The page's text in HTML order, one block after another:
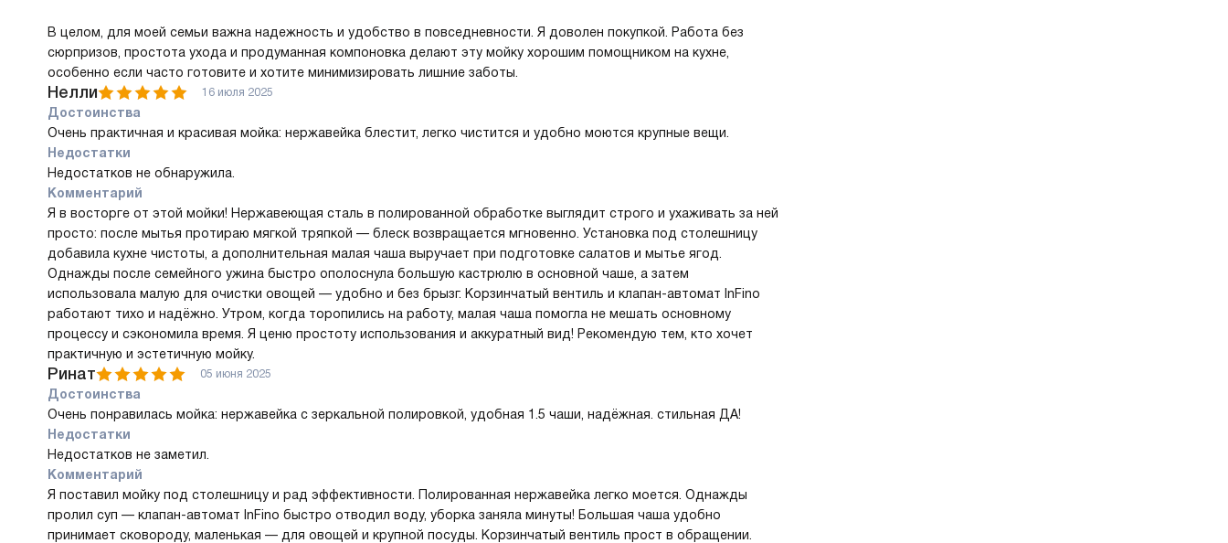
В целом, для моей семьи важна надежность и удобство в повседневности. Я доволен покупкой. Работа без
сюрпризов, простота ухода и продуманная компоновка делают эту мойку хорошим помощником на кухне,
особенно если часто готовите и хотите минимизировать лишние заботы.
Нелли 16 июля 2025
Достоинства
Очень практичная и красивая мойка: нержавейка блестит, легко чистится и удобно моются крупные вещи.
Недостатки
Недостатков не обнаружила.
Комментарий
Я в восторге от этой мойки! Нержавеющая сталь в полированной обработке выглядит строго и ухаживать за ней
просто: после мытья протираю мягкой тряпкой — блеск возвращается мгновенно. Установка под столешницу
добавила кухне чистоты, а дополнительная малая чаша выручает при подготовке салатов и мытье ягод.
Однажды после семейного ужина быстро ополоснула большую кастрюлю в основной чаше, а затем
использовала малую для очистки овощей — удобно и без брызг. Корзинчатый вентиль и клапан-автомат InFino
работают тихо и надёжно. Утром, когда торопились на работу, малая чаша помогла не мешать основному
процессу и сэкономила время. Я ценю простоту использования и аккуратный вид! Рекомендую тем, кто хочет
практичную и эстетичную мойку.
Ринат 05 июня 2025
Достоинства
Очень понравилась мойка: нержавейка с зеркальной полировкой, удобная 1.5 чаши, надёжная. стильная ДА!
Недостатки
Недостатков не заметил.
Комментарий
Я поставил мойку под столешницу и рад эффективности. Полированная нержавейка легко моется. Однажды
пролил суп — клапан-автомат InFino быстро отводил воду, уборка заняла минуты! Большая чаша удобно
принимает сковороду, маленькая — для овощей и крупной посуды. Корзинчатый вентиль прост в обращении.